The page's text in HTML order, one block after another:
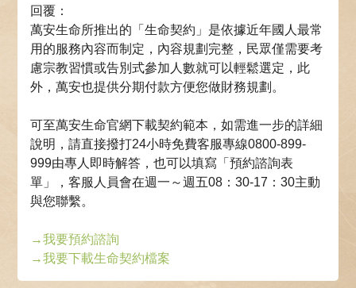
回覆：
萬安生命所推出的「生命契約」是依據近年國人最常
用的服務內容而制定，內容規劃完整，民眾僅需要考
慮宗教習慣或告別式參加人數就可以輕鬆選定，此
外，萬安也提供分期付款方便您做財務規劃。
可至萬安生命官網下載契約範本，如需進一步的詳細
說明，請直接撥打24小時免費客服專線0800-899-
999由專⼈即時解答，也可以填寫「預約諮詢表
單」，客服⼈員會在週⼀～週五08：30-17：30主動
與您聯繫。
→我要預約諮詢
→我要下載生命契約檔案